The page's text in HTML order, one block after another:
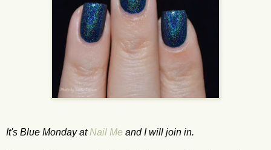
It's Blue Monday at Nail Me and I will join in.